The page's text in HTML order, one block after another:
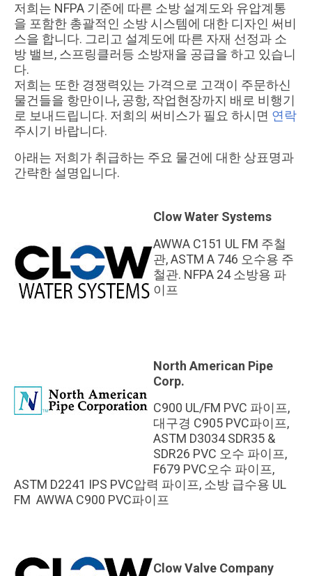
저희는 NFPA 기준에 따른 소방 설계도와 유압계통
을 포함한 총괄적인 소방 시스템에 대한 디자인 써비
스을 합니다. 그리고 설계도에 따른 자재 선정과 소
방 밸브, 스프링클러등 소방재을 공급을 하고 있습니
다.
저희는 또한 경쟁력있는 가격으로 고객이 주문하신
물건들을 항만이나, 공항, 작업현장까지 배로 비행기
로 보내드립니다. 저희의 써비스가 필요 하시면 연락
주시기 바랍니다.
아래는 저희가 취급하는 주요 물건에 대한 상표명과
간략한 설명입니다.
Clow Water Systems
AWWA C151 UL FM 주철
관, ASTM A 746 오수용 주
철관. NFPA 24 소방용 파
이프
North American Pipe
Corp.
C900 UL/FM PVC 파이프,
대구경 C905 PVC파이프,
ASTM D3034 SDR35 &
SDR26 PVC 오수 파이프,
F679 PVC오수 파이프,
ASTM D2241 IPS PVC압력 파이프, 소방 급수용 UL
FM AWWA C900 PVC파이프
Clow Valve Company